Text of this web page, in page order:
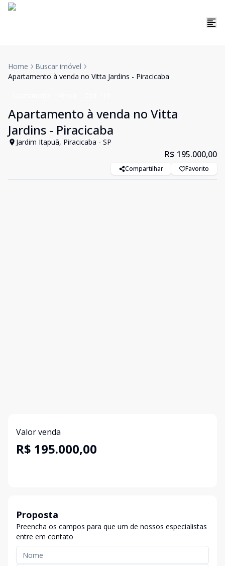
Home
Buscar imóvel
Apartamento à venda no Vitta Jardins - Piracicaba
Apartamento à venda no Vitta
Jardins - Piracicaba
Jardim Itapuã, Piracicaba - SP
R$ 195.000,00
Compartilhar Favorito
Valor venda
R$ 195.000,00
Proposta
Preencha os campos para que um de nossos especialistas
entre em contato